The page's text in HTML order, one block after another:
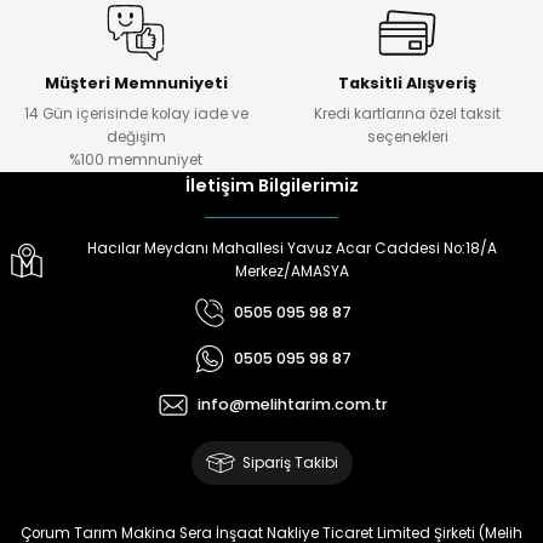
Paketleme ve sevkiyatta da
Ö... Ö... | 24/01/2024
Ürün hazırlamada
,göndermede,telefonda bilgi
almada çok yardımcılar.Melih
Doğan Zeki Gürbüz | 23/01/2024
Ürün elime çok çabuk ulaştı.
anda süs yoncasıyla ektim.
Müşteri Memnuniyeti
14 Gün içerisinde kolay iade ve
değişim
%100 memnuniyet
Taksitli Alışveriş
Kredi kartlarına özel taksit
seçenekleri
İletişim Bilgilerimiz
Hacılar Meydanı Mahallesi Yavuz Acar Caddesi No:18/A
Merkez/AMASYA
0505 095 98 87
0505 095 98 87
info@melihtarim.com.tr
Sipariş Takibi
Çorum Tarım Makina Sera İnşaat Nakliye Ticaret Limited Şirketi (Melih